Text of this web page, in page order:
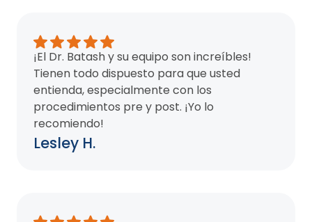
¡El Dr. Batash y su equipo son increíbles!
Tienen todo dispuesto para que usted
entienda, especialmente con los
procedimientos pre y post. ¡Yo lo
recomiendo!
Lesley H.